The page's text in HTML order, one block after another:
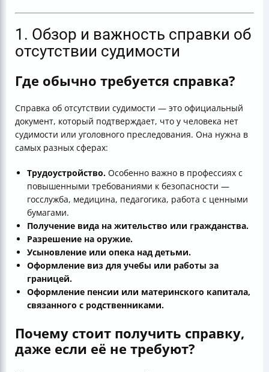
1. Обзор и важность справки об
отсутствии судимости
Где обычно требуется справка?
Справка об отсутствии судимости — это официальный
документ, который подтверждает, что у человека нет
судимости или уголовного преследования. Она нужна в
самых разных сферах:
Трудоустройство. Особенно важно в профессиях с
повышенными требованиями к безопасности —
госслужба, медицина, педагогика, работа с ценными
бумагами.
Получение вида на жительство или гражданства.
Разрешение на оружие.
Усыновление или опека над детьми.
Оформление виз для учебы или работы за
границей.
Оформление пенсии или материнского капитала,
связанного с родственниками.
Почему стоит получить справку,
даже если её не требуют?